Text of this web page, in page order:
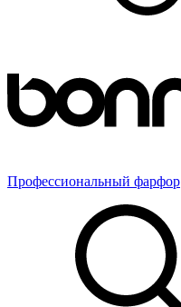
Профессиональный фарфор